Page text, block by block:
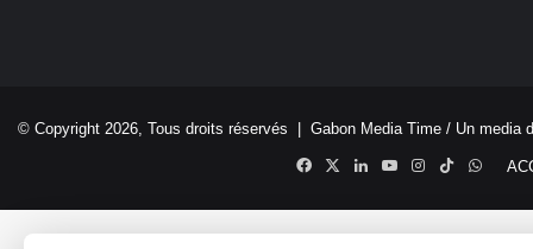
© Copyright 2026, Tous droits réservés | Gabon Media Time / Un media
Facebook
X LinkedinYouTubeInstagram
TikTok